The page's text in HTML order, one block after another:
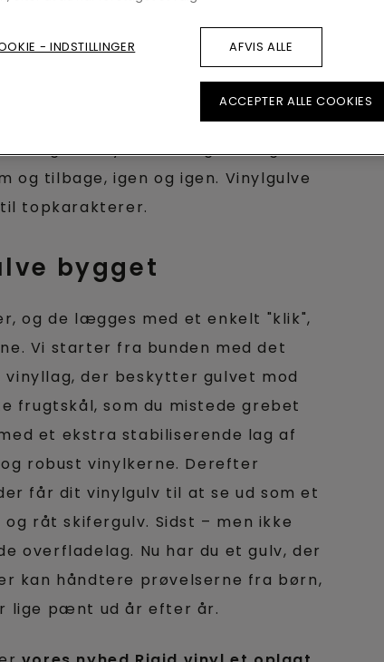
er det vigtigt at have et robust gulv,
godt eksempel. Det er ikke
i forbindelse med madlavning
der falder ned fra
sig med lysets hastighed. Og så
tilbage, igen og igen. Vinylgulve
topkarakterer.
bygget
og de lægges med et enkelt "klik",
Vi starter fra bunden med det
der beskytter gulvet mod
frugtskål, som du mistede grebet
et ekstra stabiliserende lag af
robust vinylkerne. Derefter
får dit vinylgulv til at se ud som et
råt skifergulv. Sidst – men ikke
overfladelag. Nu har du et gulv, der
kan håndtere prøvelserne fra børn,
lige pænt ud år efter år.
- INDSTILLINGER AFVIS ALLE
ACCEPTER ALLE COOKIES